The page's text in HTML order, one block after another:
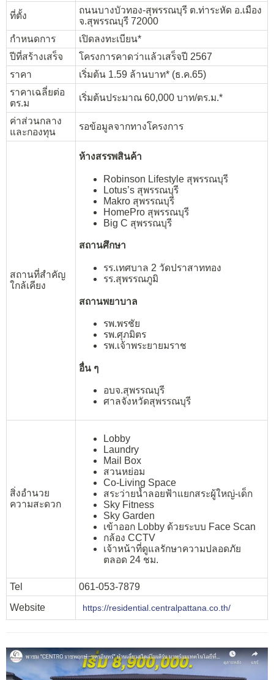
ที่ตั้ง
ถนนบางบัวทอง-สุพรรณบุรี ต.ท่าระหัด อ.เมือง
จ.สุพรรณบุรี 72000
กำหนดการ
เปิดลงทะเบียน*
ปีที่สร้างเสร็จ
โครงการคาดว่าแล้วเสร็จปี 2567
ราคา
เริ่มต้น 1.59 ล้านบาท* (ธ.ค.65)
ราคาเฉลี่ยต่อ
ตร.ม
เริ่มต้นประมาณ 60,000 บาท/ตร.ม.*
ค่าส่วนกลาง
และกองทุน
รอข้อมูลจากทางโครงการ
สถานที่สำคัญ
ใกล้เคียง
ห้างสรรพสินค้า
Robinson Lifestyle สุพรรณบุรี
Lotus’s สุพรรณบุรี
Makro สุพรรณบุรี
HomePro สุพรรณบุรี
Big C สุพรรณบุรี
สถานศึกษา
รร.เทศบาล 2 วัดปราสาททอง
รร.สุพรรณภูมิ
สถานพยาบาล
รพ.พรชัย
รพ.ศุภมิตร
รพ.เจ้าพระยายมราช
อื่น ๆ
อบจ.สุพรรณบุรี
ศาลจังหวัดสุพรรณบุรี
สิ่งอำนวย
ความสะดวก
Lobby
Laundry
Mail Box
สวนหย่อม
Co-Living Space
สระว่ายน้ำลอยฟ้าแยกสระผู้ใหญ่-เด็ก
Sky Fitness
Sky Garden
เข้าออก Lobby ด้วยระบบ Face Scan
กล้อง CCTV
เจ้าหน้าที่ดูแลรักษาความปลอดภัย
ตลอด 24 ชม.
Tel
061-053-7879
Website
https://residential.centralpattana.co.th/